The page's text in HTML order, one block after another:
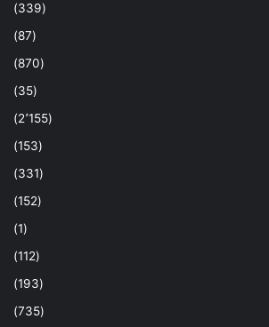
(339)
(87)
(870)
(35)
(2٬155)
(153)
(331)
(152)
(1)
(112)
(193)
(735)